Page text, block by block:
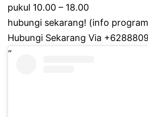
pukul 10.00 – 18.00
hubungi sekarang! (info
Hubungi Sekarang Via